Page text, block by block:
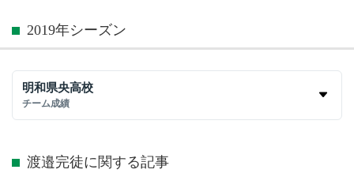
2019年シーズン
明和県央高校
チーム成績
渡邉完徒に関する記事